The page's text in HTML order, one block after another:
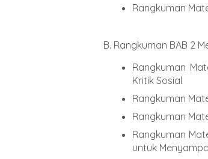
Rangkuman
B. Rangkuman BAB 2
Rangkuman
Kritik Sosial
Rangkuman
Rangkuman
Rangkuman
untuk